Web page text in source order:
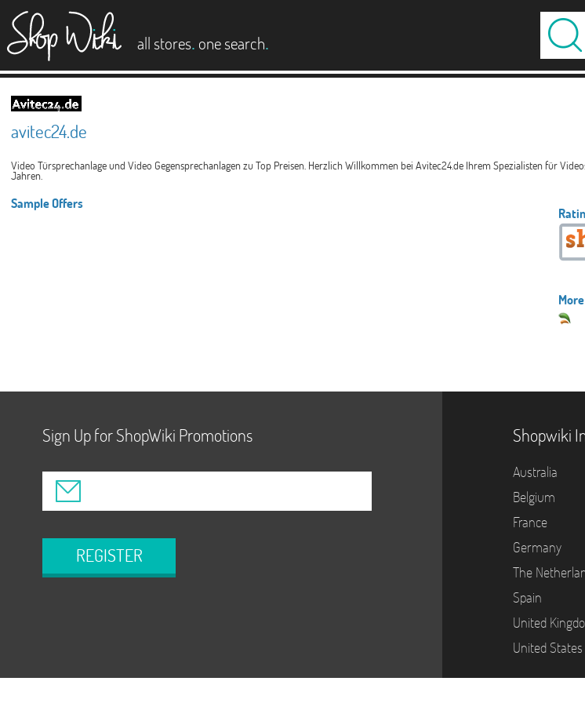
all stores. one search.
avitec24.de
Video Türsprechanlage und Video Gegensprechanlagen zu Top Preisen. Herzlich Willkommen bei Avitec24.de Ihrem Spezialisten für
Jahren.
Sample Offers
Sign Up for ShopWiki Promotions
REGISTER
Shopwiki
Australia
Belgium
France
Germany
The
Spain
United
United States